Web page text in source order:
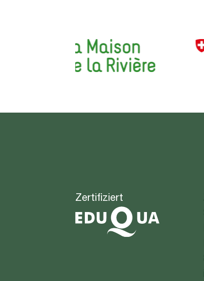
Zertifiziert